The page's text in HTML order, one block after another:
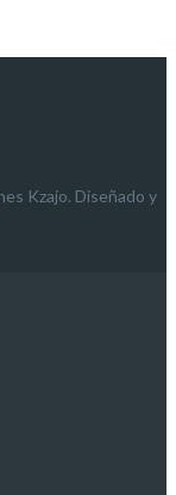
Kzajo. Diseñado y